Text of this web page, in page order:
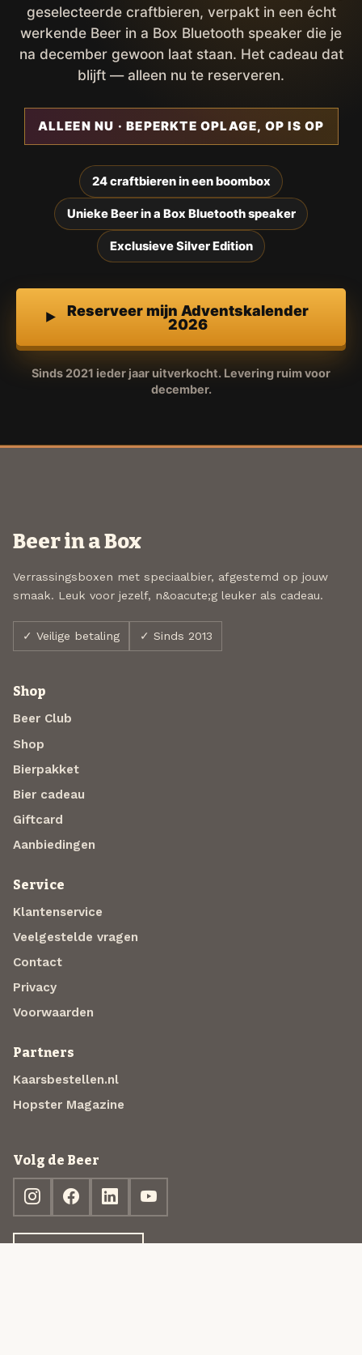
geselecteerde craftbieren, verpakt in een écht
werkende Beer in a Box Bluetooth speaker die je
na december gewoon laat staan. Het cadeau dat
blijft — alleen nu te reserveren.
ALLEEN NU · BEPERKTE OPLAGE, OP IS OP
24 craftbieren in een boombox
Unieke Beer in a Box Bluetooth speaker
Exclusieve Silver Edition
Reserveer mijn Adventskalender
2026
Sinds 2021 ieder jaar uitverkocht. Levering ruim voor
december.
Beer in a Box
Verrassingsboxen met speciaalbier, afgestemd op jouw
smaak. Leuk voor jezelf, n&oacute;g leuker als cadeau.
✓ Veilige betaling ✓ Sinds 2013
Shop
Beer Club
Shop
Bierpakket
Bier cadeau
Giftcard
Aanbiedingen
Service
Klantenservice
Veelgestelde vragen
Contact
Privacy
Voorwaarden
Partners
Kaarsbestellen.nl
Hopster Magazine
Volg de Beer